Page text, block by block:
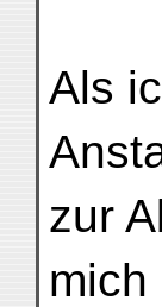
Als
zur
mich